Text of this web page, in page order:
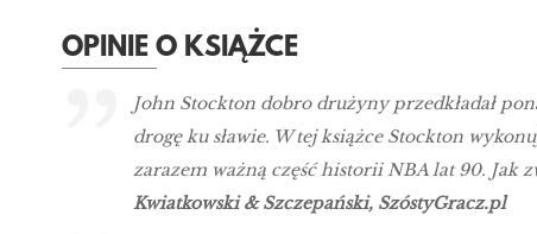
OPINIE O KSIĄŻCE
John Stockton dobro drużyny przedkładał
drogę ku sławie. W tej książce Stockton
zarazem ważną część historii NBA lat 90. Jak
Kwiatkowski & Szczepański, SzóstyGracz.pl